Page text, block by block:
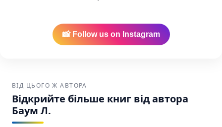
Америці.
Ozma of Oz (Озма з Країни Оз) – Baum L.
Баум Л. Фоліо SKU: 9786175510742 (978-617-
551-074-2)
📸 Follow us on Instagram
ВІД ЦЬОГО Ж АВТОРА
Відкрийте більше книг від автора
Баум Л.